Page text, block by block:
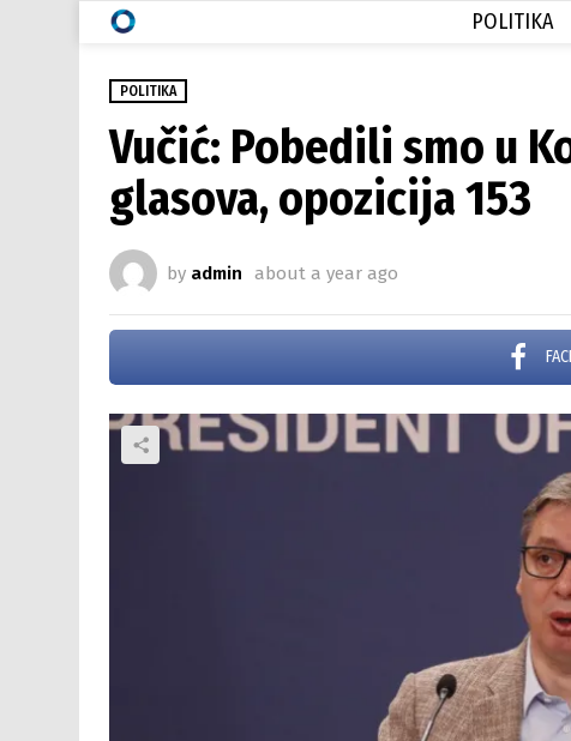
POLITIKA
POLITIKA
Vučić: Pobedili smo u
glasova, opozicija 153
by admin about a year ago